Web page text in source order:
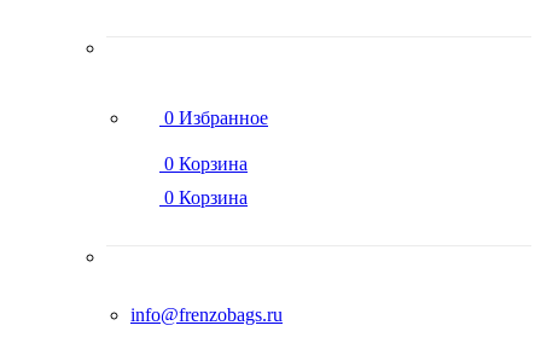
0 Избранное
0 Корзина
0 Корзина
info@frenzobags.ru